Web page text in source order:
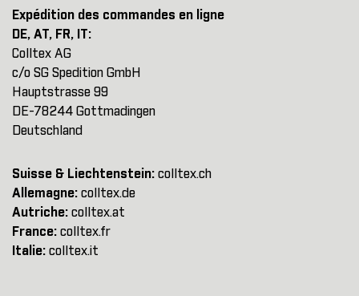
Expédition des commandes en ligne
DE, AT, FR, IT:
Colltex AG
c/o SG Spedition GmbH
Hauptstrasse 99
DE-78244 Gottmadingen
Deutschland
Suisse & Liechtenstein: colltex.ch
Allemagne: colltex.de
Autriche: colltex.at
France: colltex.fr
Italie: colltex.it